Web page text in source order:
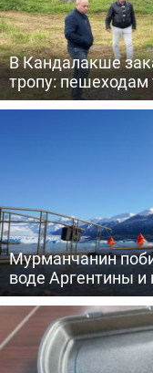
В Кандалакше
тропу:
Мурманчанин
воде Аргентины и